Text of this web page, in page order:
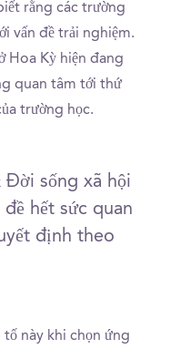
rằng các trường
vấn đề trải nghiệm.
Hoa Kỳ hiện đang
quan tâm tới thứ
trường học.
Đời sống xã hội
hết sức quan
định theo
tố này khi chọn ứng